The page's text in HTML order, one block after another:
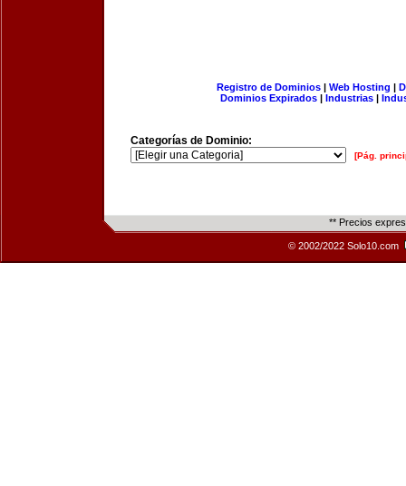
Registro de Dominios| Web Hosting |
Dominios Expirados | Industrias |
Categorías de Dominio:
[Pág.
** Precios
© 2002/2022 Solo10.com